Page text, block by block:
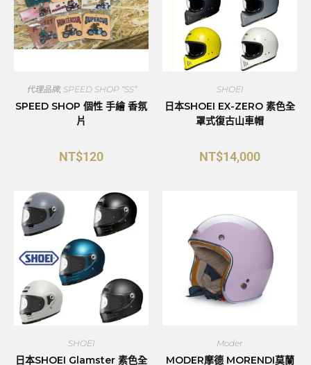
代理品牌, SPEED SHOP “SS”
SPEED SHOP 個性 手繪 香氛
片
NT$120
SHOEI
日本SHOEI EX-ZERO 素色全
罩式復古山車帽
NT$14,000
SHOEI
日本SHOEI Glamster 素色全
Moder
MODER摩德 MORENDI莫蘭